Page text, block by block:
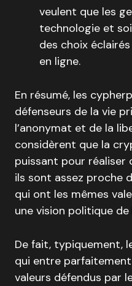
veulent que les
technologie et
des choix
en ligne.
En résumé, les
défenseurs de la vie
l’anonymat et de la
considèrent que la
puissant pour réaliser
ils sont assez proche
qui ont les mêmes
une vision politique
De fait, typiquement,
qui entre
valeurs défendus par